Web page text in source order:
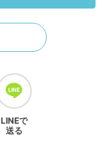
LINEで
送る